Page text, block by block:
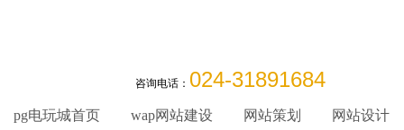
咨询电话： 024-31891684
pg电玩城首页 wap网站建设 网站策划 网站设计